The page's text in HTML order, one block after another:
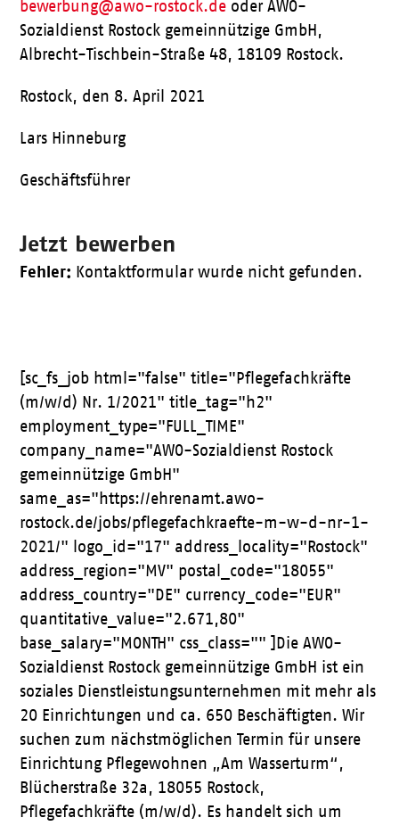
bewerbung@awo-rostock.de oder AWO-
Sozialdienst Rostock gemeinnützige GmbH,
Albrecht-Tischbein-Straße 48, 18109 Rostock.
Rostock, den 8. April 2021
Lars Hinneburg
Geschäftsführer
Jetzt bewerben
Fehler: Kontaktformular wurde nicht gefunden.
[sc_fs_job html="false" title="Pflegefachkräfte
(m/w/d) Nr. 1/2021" title_tag="h2"
employment_type="FULL_TIME"
company_name="AWO-Sozialdienst Rostock
gemeinnützige GmbH"
same_as="https://ehrenamt.awo-
rostock.de/jobs/pflegefachkraefte-m-w-d-nr-1-
2021/" logo_id="17" address_locality="Rostock"
address_region="MV" postal_code="18055"
address_country="DE" currency_code="EUR"
quantitative_value="2.671,80"
base_salary="MONTH" css_class="" ]Die AWO-
Sozialdienst Rostock gemeinnützige GmbH ist ein
soziales Dienstleistungsunternehmen mit mehr als
20 Einrichtungen und ca. 650 Beschäftigten. Wir
suchen zum nächstmöglichen Termin für unsere
Einrichtung Pflegewohnen „Am Wasserturm“,
Blücherstraße 32a, 18055 Rostock,
Pflegefachkräfte (m/w/d). Es handelt sich um